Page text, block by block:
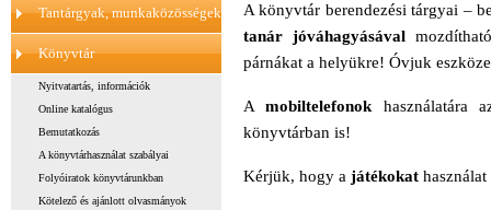
Tantárgyak, munkaközösségek
Könyvtár
Nyitvatartás, információk
Online katalógus
Bemutatkozás
A könyvtárhasználat szabályai
Folyóiratok könyvtárunkban
Kötelező és ajánlott olvasmányok
A könyvtár berendezési tárgyai –
tanár jóváhagyásával
párnákat a helyükre! Óvjuk
Amobiltelefonok használatára
könyvtárban is!
Kérjük, hogy a játékokat